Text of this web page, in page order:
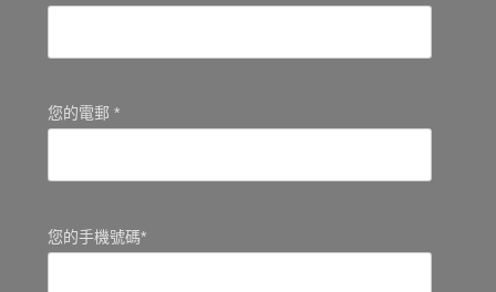
您的電郵 *
您的手機號碼*